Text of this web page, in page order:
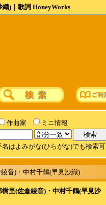
)｜歌詞 HoneyWorks
作曲家 ミニ情報
はよみがな(ひらがな)でも検索
音)・中村千鶴(早見沙織)
樹里(佐倉綾音)・中村千鶴(早見沙